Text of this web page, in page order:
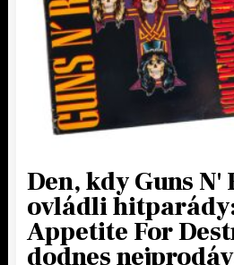
Den, kdy Guns N'
ovládli
Appetite For
dodnes